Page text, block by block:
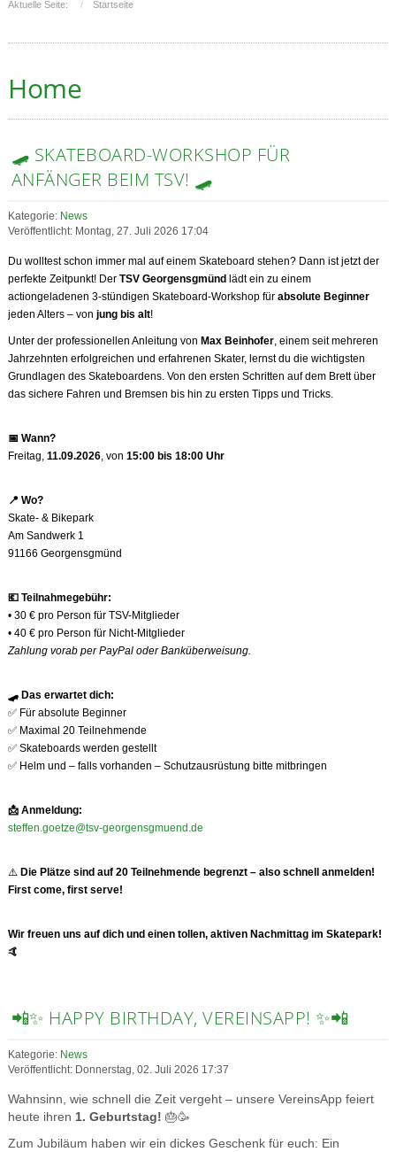
Aktuelle Seite: Startseite
Home
🛹 SKATEBOARD-WORKSHOP FÜR
ANFÄNGER BEIM TSV! 🛹
Kategorie: News
Veröffentlicht: Montag, 27. Juli 2026 17:04
Du wolltest schon immer mal auf einem Skateboard stehen? Dann ist jetzt der
perfekte Zeitpunkt! Der TSV Georgensgmündlädt ein zu einem
actiongeladenen 3-stündigen Skateboard-Workshop für absolute Beginner
jeden Alters – von jung bis alt!
Unter der professionellen Anleitung von Max Beinhofer, einem seit mehreren
Jahrzehnten erfolgreichen und erfahrenen Skater, lernst du die wichtigsten
Grundlagen des Skateboardens. Von den ersten Schritten auf dem Brett über
das sichere Fahren und Bremsen bis hin zu ersten Tipps und Tricks.
📅 Wann?
Freitag, 11.09.2026, von 15:00 bis 18:00 Uhr
📍 Wo?
Skate- & Bikepark
Am Sandwerk 1
91166 Georgensgmünd
💶Teilnahmegebühr:
• 30 € pro Person für TSV-Mitglieder
• 40 € pro Person für Nicht-Mitglieder
Zahlung vorab per PayPal oder Banküberweisung.
🛹Das erwartet dich:
✅Für absolute Beginner
✅Maximal 20 Teilnehmende
✅Skateboards werden gestellt
✅Helm und – falls vorhanden – Schutzausrüstung bitte mitbringen
📩Anmeldung:
steffen.goetze@tsv-georgensgmuend.de
⚠️ Die Plätze sind auf 20 Teilnehmende begrenzt – also schnell anmelden!
First come, first serve!
Wir freuen uns auf dich und einen tollen, aktiven Nachmittag im Skatepark!
🤙
📲✨ HAPPY BIRTHDAY, VEREINSAPP! ✨📲
Kategorie: News
Veröffentlicht: Donnerstag, 02. Juli 2026 17:37
Wahnsinn, wie schnell die Zeit vergeht – unsere VereinsApp feiert
heute ihren 1. Geburtstag! 🎂🥳
Zum Jubiläum haben wir ein dickes Geschenk für euch: Ein